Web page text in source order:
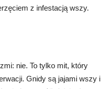
z infestacją wszy.
nie. To tylko mit, który
Gnidy są jajami wszy i